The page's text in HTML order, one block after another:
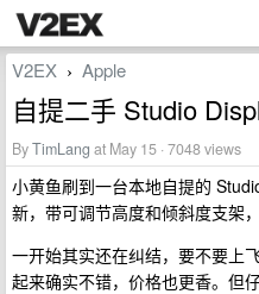
V2EX › Apple
自提二手 Studio
ByTimLang at May 15 · 7048 views
小黄鱼刷到一台本地自提的
新，带可调节高度和倾斜度支架
一开始其实还在纠结，要不要上
起来确实不错，价格也更香。但